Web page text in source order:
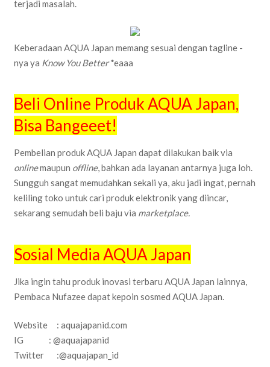
terjadi masalah.
Keberadaan AQUA Japan memang sesuai dengan tagline -
nya ya Know You Better*eaaa
Beli Online Produk AQUA Japan,
Bisa Bangeeet!
Pembelian produk AQUA Japan dapat dilakukan baik via
onlinemaupun offline, bahkan ada layanan antarnya juga loh.
Sungguh sangat memudahkan sekali ya, aku jadi ingat, pernah
keliling toko untuk cari produk elektronik yang diincar,
sekarang semudah beli baju via marketplace.
Sosial Media AQUA Japan
Jika ingin tahu produk inovasi terbaru AQUA Japan lainnya,
Pembaca Nufazee dapat kepoin sosmed AQUA Japan.
Website : aquajapanid.com
IG : @aquajapanid
Twitter :@aquajapan_id